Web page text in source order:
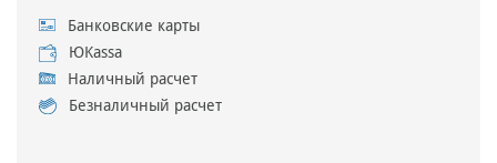
Банковские карты
ЮKassa
Наличный расчет
Безналичный расчет